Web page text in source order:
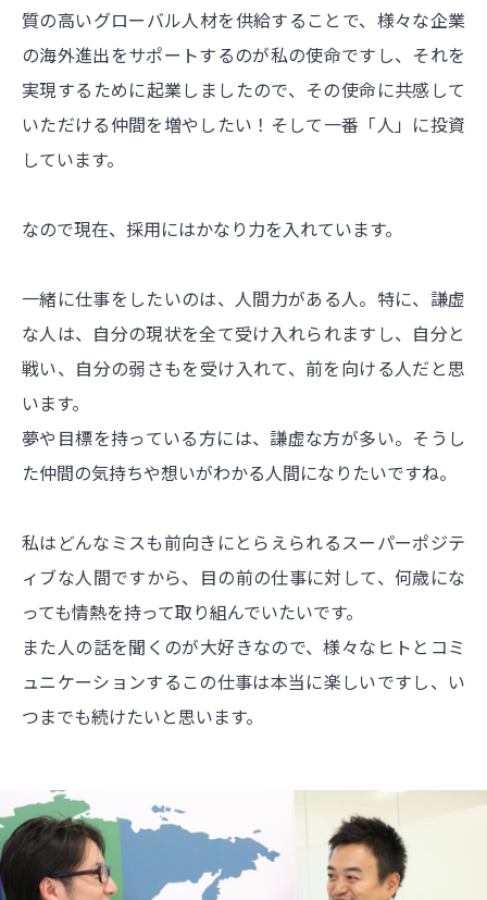
質の高いグローバル人材を供給することで、様々な企業
の海外進出をサポートするのが私の使命ですし、それを
実現するために起業しましたので、その使命に共感して
いただける仲間を増やしたい！そして一番「人」に投資
しています。
なので現在、採用にはかなり力を入れています。
一緒に仕事をしたいのは、人間力がある人。特に、謙虚
な人は、自分の現状を全て受け入れられますし、自分と
戦い、自分の弱さもを受け入れて、前を向ける人だと思
います。
夢や目標を持っている方には、謙虚な方が多い。そうし
た仲間の気持ちや想いがわかる人間になりたいですね。
私はどんなミスも前向きにとらえられるスーパーポジテ
ィブな人間ですから、目の前の仕事に対して、何歳にな
っても情熱を持って取り組んでいたいです。
また人の話を聞くのが大好きなので、様々なヒトとコミ
ュニケーションするこの仕事は本当に楽しいですし、い
つまでも続けたいと思います。